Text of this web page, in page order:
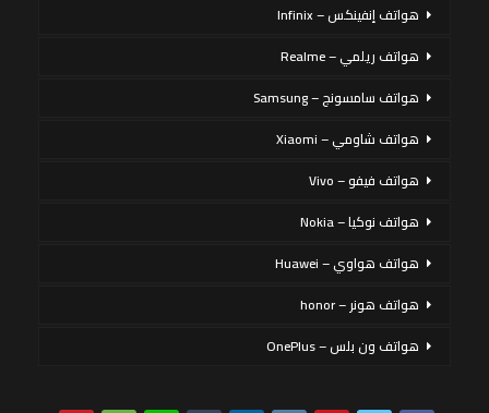
هواتف إنفينكس – Infinix
هواتف ريلمي – Realme
هواتف سامسونج – Samsung
هواتف شاومي – Xiaomi
هواتف فيفو – Vivo
هواتف نوكيا – Nokia
هواتف هواوي – Huawei
هواتف هونر – honor
هواتف ون بلس – OnePlus